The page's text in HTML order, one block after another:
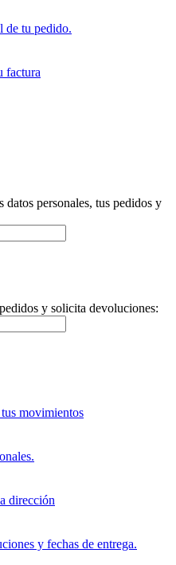
de tu pedido.
factura
datos personales, tus pedidos y
y solicita devoluciones:
movimientos
dirección
y fechas de entrega.